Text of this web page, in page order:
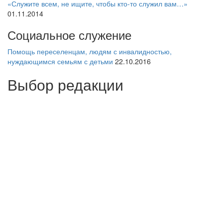
«Служите всем, не ищите, чтобы кто-то служил вам…»
01.11.2014
Социальное служение
Помощь переселенцам, людям с инвалидностью,
нуждающимся семьям с детьми 22.10.2016
Выбор редакции